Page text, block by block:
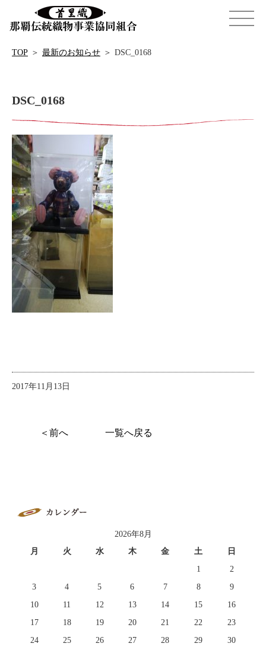
TOP ＞ 最新のお知らせ ＞ DSC_0168
DSC_0168
2017年11月13日
＜前へ 一覧へ戻る
2026年8月
月
火 水 木 金 土
日
1
2
3
4 5 6 7 8
9
10
11 12 13 14 15
16
17
18 19 20 21 22
23
24
25 26 27 28 29
30